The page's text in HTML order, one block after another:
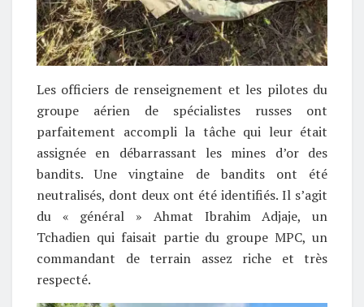
Les officiers de renseignement et les pilotes du
groupe aérien de spécialistes russes ont
parfaitement accompli la tâche qui leur était
assignée en débarrassant les mines d’or des
bandits. Une vingtaine de bandits ont été
neutralisés, dont deux ont été identifiés. Il s’agit
du « général » Ahmat Ibrahim Adjaje, un
Tchadien qui faisait partie du groupe MPC, un
commandant de terrain assez riche et très
respecté.